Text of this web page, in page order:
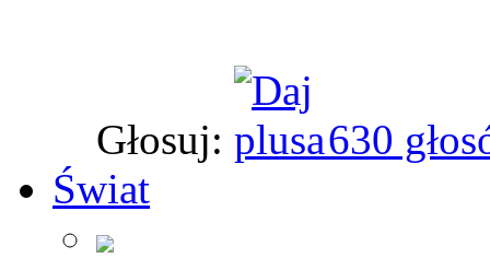
Głosuj:
630
Świat